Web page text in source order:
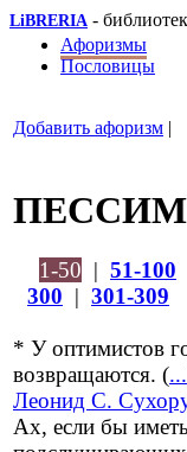
LiBRERIA -
Афоризмы
Пословицы
Добавить афоризм |
1-50 | 51-100
300 | 301-309
* У оптимистов
возвращаются. (...
Леонид С.
Ах, если бы